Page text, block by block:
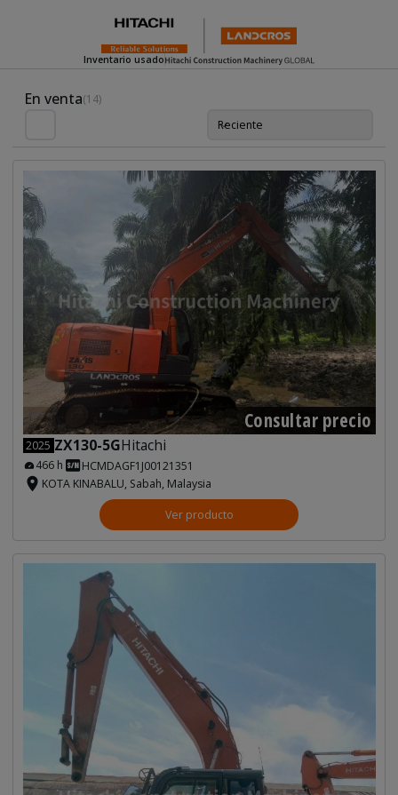
Inventario usado
Used Inventory For Sale
En venta(14)
Reciente
Consultar precio
2025 ZX130-5GHitachi
466 h
HCMDAGF1J00121351
KOTA KINABALU, Sabah, Malaysia
Ver producto